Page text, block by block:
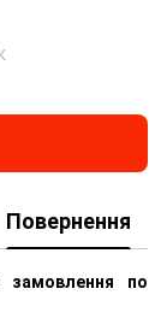
Повернення
по